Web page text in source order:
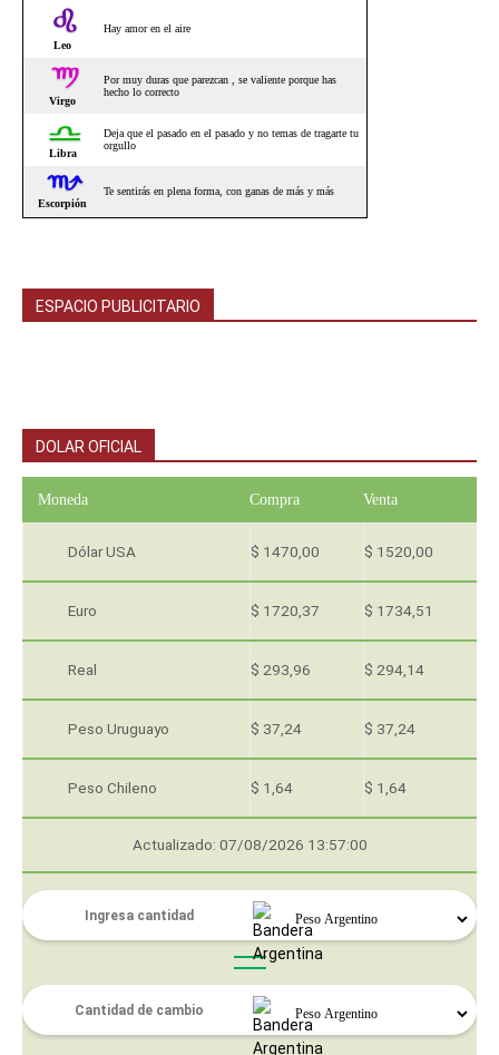
ESPACIO PUBLICITARIO
DOLAR OFICIAL
Moneda Compra Venta
Dólar USA $ 1470,00 $ 1520,00
Euro $ 1720,37 $ 1734,51
Real $ 293,96 $ 294,14
Peso Uruguayo $ 37,24 $ 37,24
Peso Chileno $ 1,64 $ 1,64
Actualizado: 07/08/2026 13:57:00